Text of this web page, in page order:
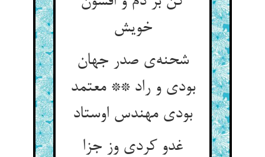
خویش
شحنه‌ی صدر جهان
بودی و راد ** معتمد
بودی مهندس اوستاد
غدو کردی وز جزا